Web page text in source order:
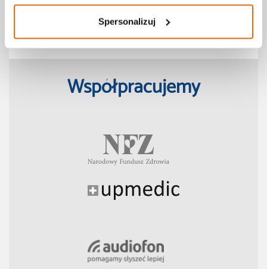
Spersonalizuj
Teleporady
Współpracujemy